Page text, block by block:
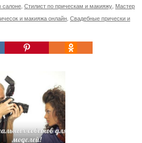
салоне Стилист по прическам и макияжу Мастер
и макияжа онлайн Свадебные прически и